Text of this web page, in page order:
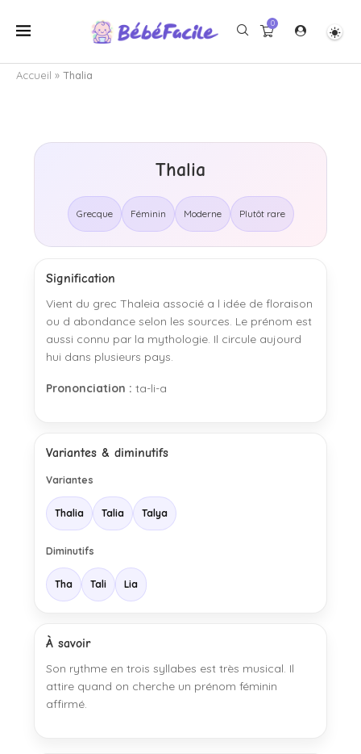
0
Accueil » Thalia
Thalia
Grecque Féminin Moderne Plutôt rare
Signification
Vient du grec Thaleia associé a l idée de floraison
ou d abondance selon les sources. Le prénom est
aussi connu par la mythologie. Il circule aujourd
hui dans plusieurs pays.
Prononciation : ta-li-a
Variantes & diminutifs
Variantes
Thalia Talia Talya
Diminutifs
Tha Tali Lia
À savoir
Son rythme en trois syllabes est très musical. Il
attire quand on cherche un prénom féminin
affirmé.